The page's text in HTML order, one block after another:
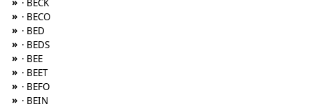
· BECK
» · BECO
» · BED
» · BEDS
» · BEE
» · BEET
» · BEFO
» · BEIN